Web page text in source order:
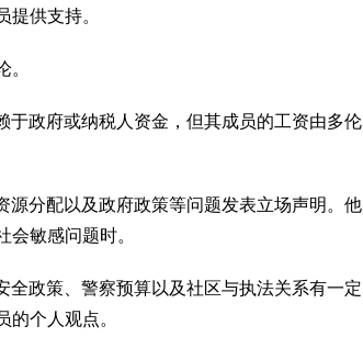
供支持。
。
政府或纳税人资金，但其成员的工资由多伦
分配以及政府政策等问题发表立场声明。他
敏感问题时。
政策、警察预算以及社区与执法关系有一定
个人观点。